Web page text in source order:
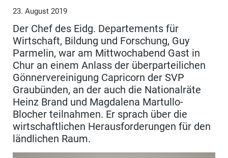
23. August 2019
Der Chef des Eidg. Departements für
Wirtschaft, Bildung und Forschung, Guy
Parmelin, war am Mittwochabend Gast in
Chur an einem Anlass der überparteilichen
Gönnervereinigung Capricorn der SVP
Graubünden, an der auch die Nationalräte
Heinz Brand und Magdalena Martullo-
Blocher teilnahmen. Er sprach über die
wirtschaftlichen Herausforderungen für den
ländlichen Raum.